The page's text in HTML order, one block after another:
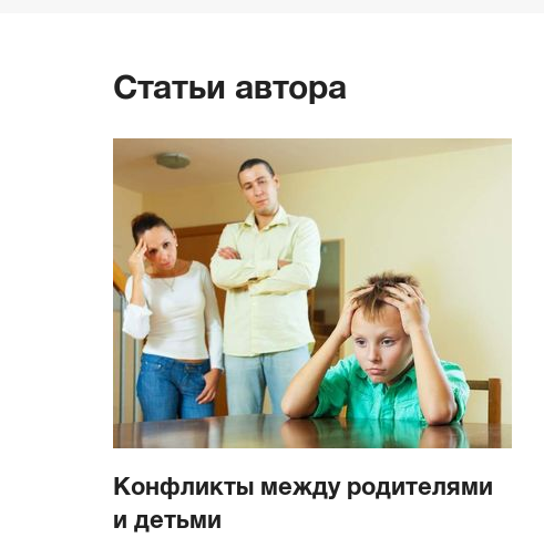
Статьи автора
Конфликты между родителями
и детьми